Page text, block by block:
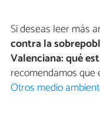
Si deseas leer más
contra la
Valenciana: qué
recomendamos
Otros medio